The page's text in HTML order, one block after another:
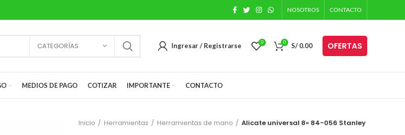
NOSOTROS CONTACTO
CATEGORÍAS Ingresar / Registrarse 0 0 S/ 0.00 OFERTAS
MEDIOS DE PAGO COTIZAR IMPORTANTE CONTACTO
Inicio Herramientas Herramientas de mano Alicate universal 8» 84-056 Stanley